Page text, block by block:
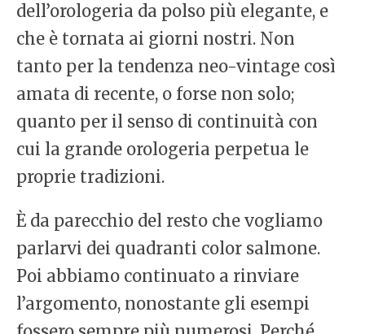
dell’orologeria da polso più elegante, e
che è tornata ai giorni nostri. Non
tanto per la tendenza neo-vintage così
amata di recente, o forse non solo;
quanto per il senso di continuità con
cui la grande orologeria perpetua le
proprie tradizioni.
È da parecchio del resto che vogliamo
parlarvi dei quadranti color salmone.
Poi abbiamo continuato a rinviare
l’argomento, nonostante gli esempi